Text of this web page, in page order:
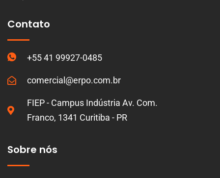
Contato
+55 41 99927-0485
comercial@erpo.com.br
FIEP - Campus Indústria Av. Com.
Franco, 1341 Curitiba - PR
Sobre nós